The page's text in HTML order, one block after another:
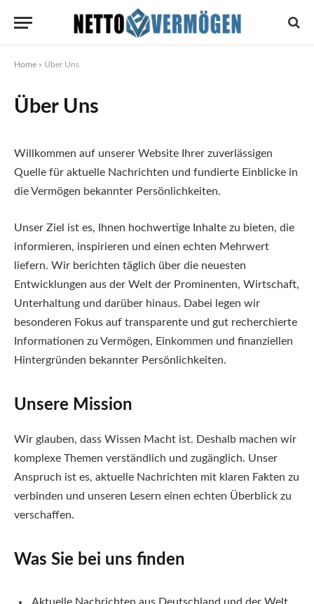
Home » Über Uns
Über Uns
Willkommen auf unserer Website Ihrer zuverlässigen
Quelle für aktuelle Nachrichten und fundierte Einblicke in
die Vermögen bekannter Persönlichkeiten.
Unser Ziel ist es, Ihnen hochwertige Inhalte zu bieten, die
informieren, inspirieren und einen echten Mehrwert
liefern. Wir berichten täglich über die neuesten
Entwicklungen aus der Welt der Prominenten, Wirtschaft,
Unterhaltung und darüber hinaus. Dabei legen wir
besonderen Fokus auf transparente und gut recherchierte
Informationen zu Vermögen, Einkommen und finanziellen
Hintergründen bekannter Persönlichkeiten.
Unsere Mission
Wir glauben, dass Wissen Macht ist. Deshalb machen wir
komplexe Themen verständlich und zugänglich. Unser
Anspruch ist es, aktuelle Nachrichten mit klaren Fakten zu
verbinden und unseren Lesern einen echten Überblick zu
verschaffen.
Was Sie bei uns finden